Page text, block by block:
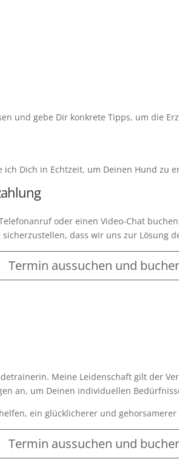
und gebe Dir konkrete Tipps, um die
Dich in Echtzeit, um Deinen Hund zu
oder einen Video-Chat
dass wir uns zur Lösung
Termin aussuchen und
Meine Leidenschaft gilt der
an, um Deinen individuellen
ein glücklicherer und
Termin aussuchen und